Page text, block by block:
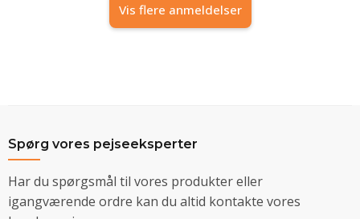
Vis flere anmeldelser
Spørg vores pejseeksperter
Har du spørgsmål til vores produkter eller
igangværende ordre kan du altid kontakte vores